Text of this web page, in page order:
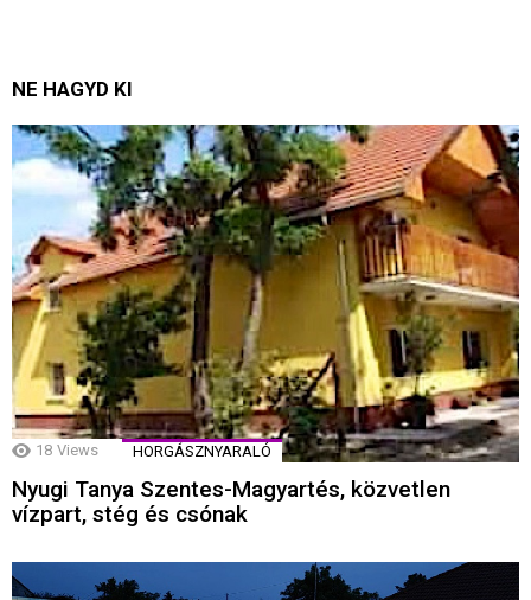
NE HAGYD KI
18 Views HORGÁSZNYARALÓ
Nyugi Tanya Szentes-Magyartés, közvetlen
vízpart, stég és csónak